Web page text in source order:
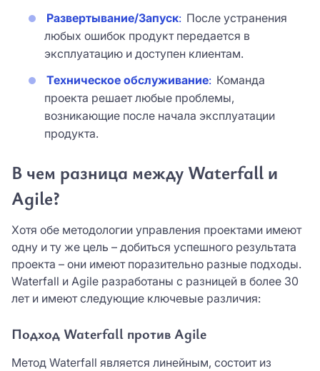
Развертывание/Запуск: После устранения
любых ошибок продукт передается в
эксплуатацию и доступен клиентам.
Техническое обслуживание: Команда
проекта решает любые проблемы,
возникающие после начала эксплуатации
продукта.
В чем разница между Waterfall и
Agile?
Хотя обе методологии управления проектами имеют
одну и ту же цель – добиться успешного результата
проекта – они имеют поразительно разные подходы.
Waterfall и Agile разработаны с разницей в более 30
лет и имеют следующие ключевые различия:
Подход Waterfall против Agile
Метод Waterfall является линейным, состоит из